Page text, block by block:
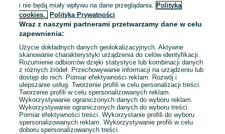
ZNALEŹLIŚMY 0
OGŁOSZEŃ
Sortowanie Opcje przeglądania
i nie będą miały wpływu na dane przeglądania. Polityka
cookies,
Polityka Prywatności
Wraz z naszymi partnerami przetwarzamy dane w celu
zapewnienia:
Użycie dokładnych danych geolokalizacyjnych. Aktywne
skanowanie charakterystyki urządzenia do celów identyfikacji.
Rozumienie odbiorców dzięki statystyce lub kombinacji danych
z różnych źródeł. Przechowywanie informacji na urządzeniu lub
dostęp do nich. Pomiar efektywności reklam. Rozwój i
ulepszanie usług. Tworzenie profili w celu personalizacji treści.
Tworzenie profili w celu spersonalizowanych reklam.
Wykorzystywanie ograniczonych danych do wyboru reklam.
Wykorzystywanie ograniczonych danych do wyboru treści.
Pomiar efektywności treści. Wykorzystanie profili do wyboru
spersonalizowanych reklam. Wykorzystywanie profili w celu
doboru spersonalizowanych treści.